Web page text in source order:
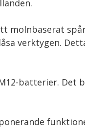
molnbaserat
verktygen.
batterier. Det